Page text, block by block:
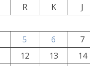
R K J
5 6 7
12 13 14